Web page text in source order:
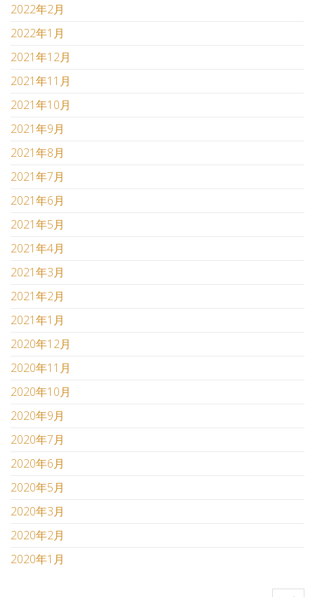
2022年2月
2022年1月
2021年12月
2021年11月
2021年10月
2021年9月
2021年8月
2021年7月
2021年6月
2021年5月
2021年4月
2021年3月
2021年2月
2021年1月
2020年12月
2020年11月
2020年10月
2020年9月
2020年7月
2020年6月
2020年5月
2020年3月
2020年2月
2020年1月